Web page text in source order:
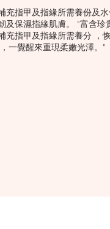
充指甲及指緣所需養份及
及保濕指緣肌膚。 "富含珍
充指甲及指緣所需養分 ，
一覺醒來重現柔嫩光澤。"